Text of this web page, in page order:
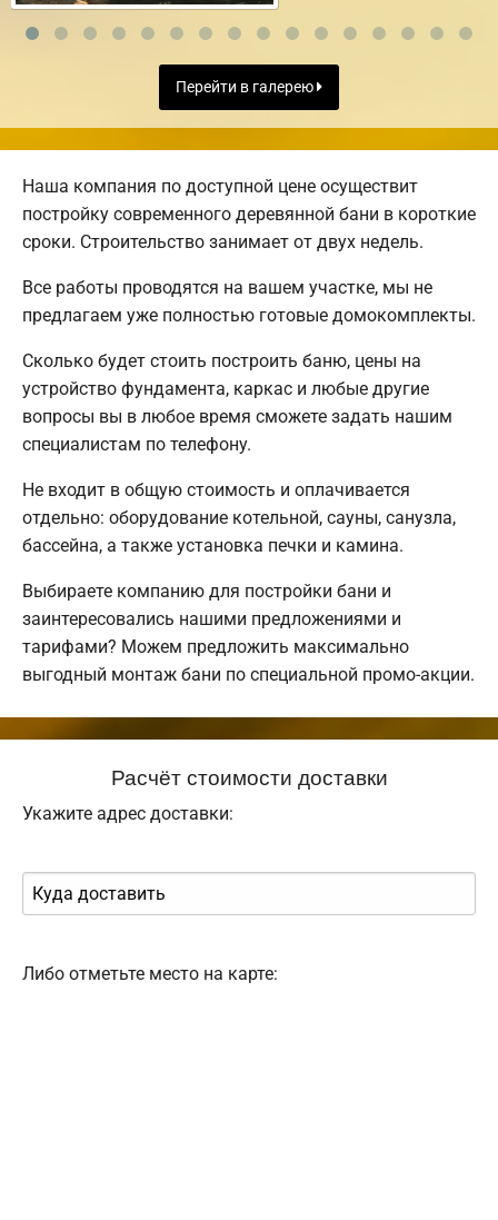
Перейти в галерею
Наша компания по доступной цене осуществит
постройку современного деревянной бани в короткие
сроки. Строительство занимает от двух недель.
Все работы проводятся на вашем участке, мы не
предлагаем уже полностью готовые домокомплекты.
Сколько будет стоить построить баню, цены на
устройство фундамента, каркас и любые другие
вопросы вы в любое время сможете задать нашим
специалистам по телефону.
Не входит в общую стоимость и оплачивается
отдельно: оборудование котельной, сауны, санузла,
бассейна, а также установка печки и камина.
Выбираете компанию для постройки бани и
заинтересовались нашими предложениями и
тарифами? Можем предложить максимально
выгодный монтаж бани по специальной промо-акции.
Расчёт стоимости доставки
Укажите адрес доставки:
Либо отметьте место на карте: